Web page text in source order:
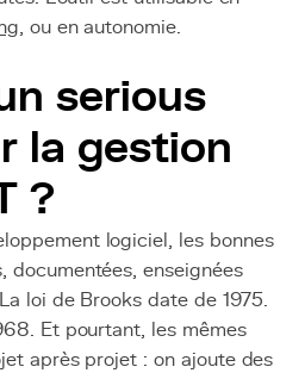
, ou en autonomie.
serious
la gestion
?
logiciel, les bonnes
documentées, enseignées
loi de Brooks date de 1975.
Et pourtant, les mêmes
après projet : on ajoute des